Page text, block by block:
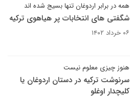
همه در برابر اردوغان تنها بسیج شده اند
شگفتی های انتخابات پر هیاهوی ترکیه
۰۶ خرداد ۱۴۰۲
هنوز چیزی معلوم نیست
سرنوشت ترکیه در دستان اردوغان یا
کلیچدار اوغلو